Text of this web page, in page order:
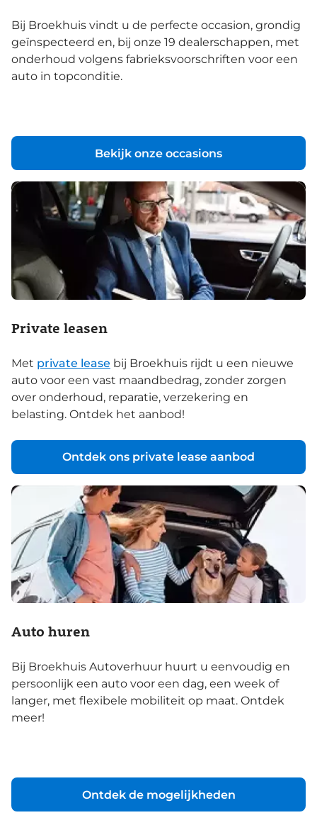
Bij Broekhuis vindt u de perfecte occasion, grondig
geïnspecteerd en, bij onze 19 dealerschappen, met
onderhoud volgens fabrieksvoorschriften voor een
auto in topconditie.
Bekijk onze occasions
Private leasen
Met private lease bij Broekhuis rijdt u een nieuwe
auto voor een vast maandbedrag, zonder zorgen
over onderhoud, reparatie, verzekering en
belasting. Ontdek het aanbod!
Ontdek ons private lease aanbod
Auto huren
Bij Broekhuis Autoverhuur huurt u eenvoudig en
persoonlijk een auto voor een dag, een week of
langer, met flexibele mobiliteit op maat. Ontdek
meer!
Ontdek de mogelijkheden